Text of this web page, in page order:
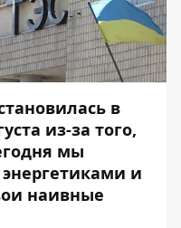
в
из-за того,
мы
и
наивные